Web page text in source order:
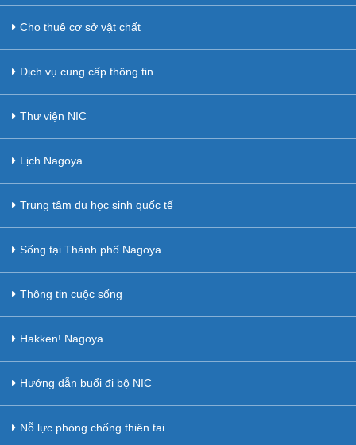
Cho thuê cơ sở vật chất
Dịch vụ cung cấp thông tin
Thư viện NIC
Lịch Nagoya
Trung tâm du học sinh quốc tế
Sống tại Thành phố Nagoya
Thông tin cuộc sống
Hakken! Nagoya
Hướng dẫn buổi đi bộ NIC
Nỗ lực phòng chống thiên tai